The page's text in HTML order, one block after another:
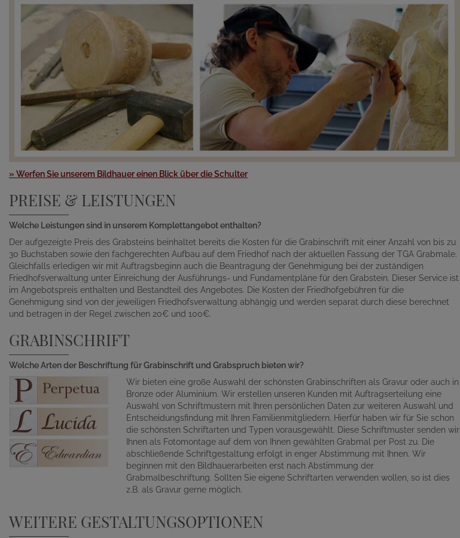
» Werfen Sie unserem Bildhauer einen Blick über die Schulter
PREISE & LEISTUNGEN
Welche Leistungen sind in unserem Komplettangebot enthalten?
Der aufgezeigte Preis des Grabsteins beinhaltet bereits die Kosten für die Grabinschrift mit einer Anzahl von bis zu
30 Buchstaben sowie den fachgerechten Aufbau auf dem Friedhof nach der aktuellen Fassung der TGA Grabmale.
Gleichfalls erledigen wir mit Auftragsbeginn auch die Beantragung der Genehmigung bei der zuständigen
Friedhofsverwaltung unter Einreichung der Ausführungs- und Fundamentpläne für den Grabstein. Dieser Service ist
im Angebotspreis enthalten und Bestandteil des Angebotes. Die Kosten der Friedhofgebühren für die
Genehmigung sind von der jeweiligen Friedhofsverwaltung abhängig und werden separat durch diese berechnet
und betragen in der Regel zwischen 20€ und 100€.
GRABINSCHRIFT
Welche Arten der Beschriftung für Grabinschrift und Grabspruch bieten wir?
Wir bieten eine große Auswahl der schönsten Grabinschriften als Gravur oder auch in
Bronze oder Aluminium. Wir erstellen unseren Kunden mit Auftragserteilung eine
Auswahl von Schriftmustern mit Ihren persönlichen Daten zur weiteren Auswahl und
Entscheidungsfindung mit Ihren Familienmitgliedern. Hierfür haben wir für Sie schon
die schönsten Schriftarten und Typen vorausgewählt. Diese Schriftmuster senden wir
Ihnen als Fotomontage auf dem von Ihnen gewählten Grabmal per Post zu. Die
abschließende Schriftgestaltung erfolgt in enger Abstimmung mit Ihnen. Wir
beginnen mit den Bildhauerarbeiten erst nach Abstimmung der
Grabmalbeschriftung. Sollten Sie eigene Schriftarten verwenden wollen, so ist dies
z.B. als Gravur gerne möglich.
WEITERE GESTALTUNGSOPTIONEN